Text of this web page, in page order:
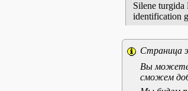
Silene turgida
identification
Страница
Вы можете
сможем